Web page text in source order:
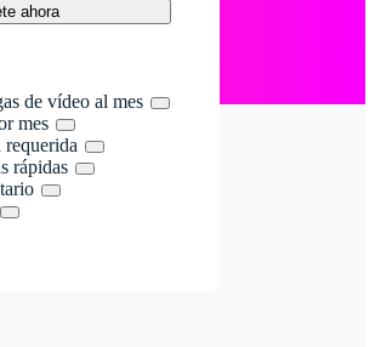
ahora
de vídeo al mes
mes
rápidas